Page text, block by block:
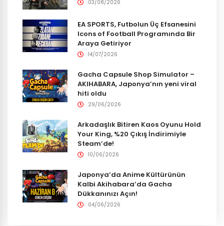
03/08/2026
EA SPORTS, Futbolun Üç Efsanesini
Icons of Football Programında Bir
Araya Getiriyor
14/07/2026
Gacha Capsule Shop Simulator –
AKIHABARA, Japonya’nın yeni viral
hiti oldu
29/06/2026
Arkadaşlık Bitiren Kaos Oyunu Hold
Your King, %20 Çıkış İndirimiyle
Steam’de!
10/06/2026
Japonya’da Anime Kültürünün
Kalbi Akihabara’da Gacha
Dükkanınızı Açın!
04/06/2026